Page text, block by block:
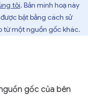
tôi. Bản minh hoạ này
bật bằng cách sử
từ một nguồn gốc khác.
gốc của bên